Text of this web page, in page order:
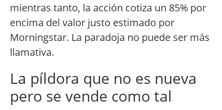
mientras tanto, la acción cotiza un 85% por
encima del valor justo estimado por
Morningstar. La paradoja no puede ser más
llamativa.
La píldora que no es nueva
pero se vende como tal